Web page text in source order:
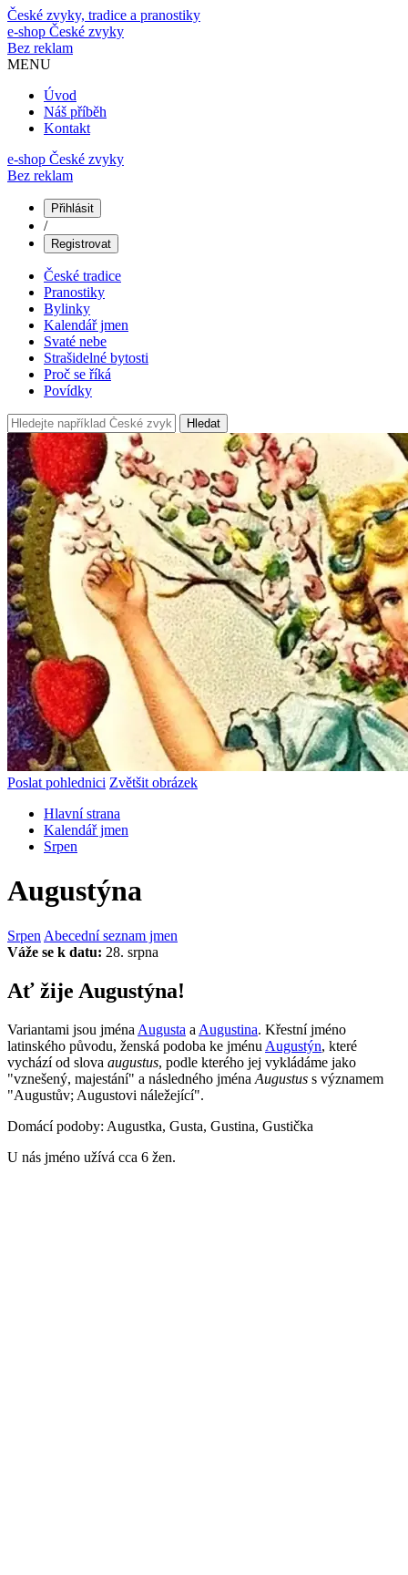
České zvyky, tradice a pranostiky
e-shop České zvyky
Bez reklam
MENU
Úvod
Náš příběh
Kontakt
e-shop České zvyky
Bez reklam
Přihlásit
/
Registrovat
České tradice
Pranostiky
Bylinky
Kalendář jmen
Svaté nebe
Strašidelné bytosti
Proč se říká
Povídky
Hledat
Poslat pohlednici Zvětšit obrázek
Hlavní strana
Kalendář jmen
Srpen
Augustýna
Srpen Abecední seznam jmen
Váže se k datu: 28. srpna
Ať žije Augustýna!
Variantami jsou jména Augusta a Augustina. Křestní jméno
latinského původu, ženská podoba ke jménu Augustýn, které
vychází od slova augustus, podle kterého jej vykládáme jako
"vznešený, majestání" a následného jména Augustus s významem
"Augustův; Augustovi náležející".
Domácí podoby: Augustka, Gusta, Gustina, Gustička
U nás jméno užívá cca 6 žen.